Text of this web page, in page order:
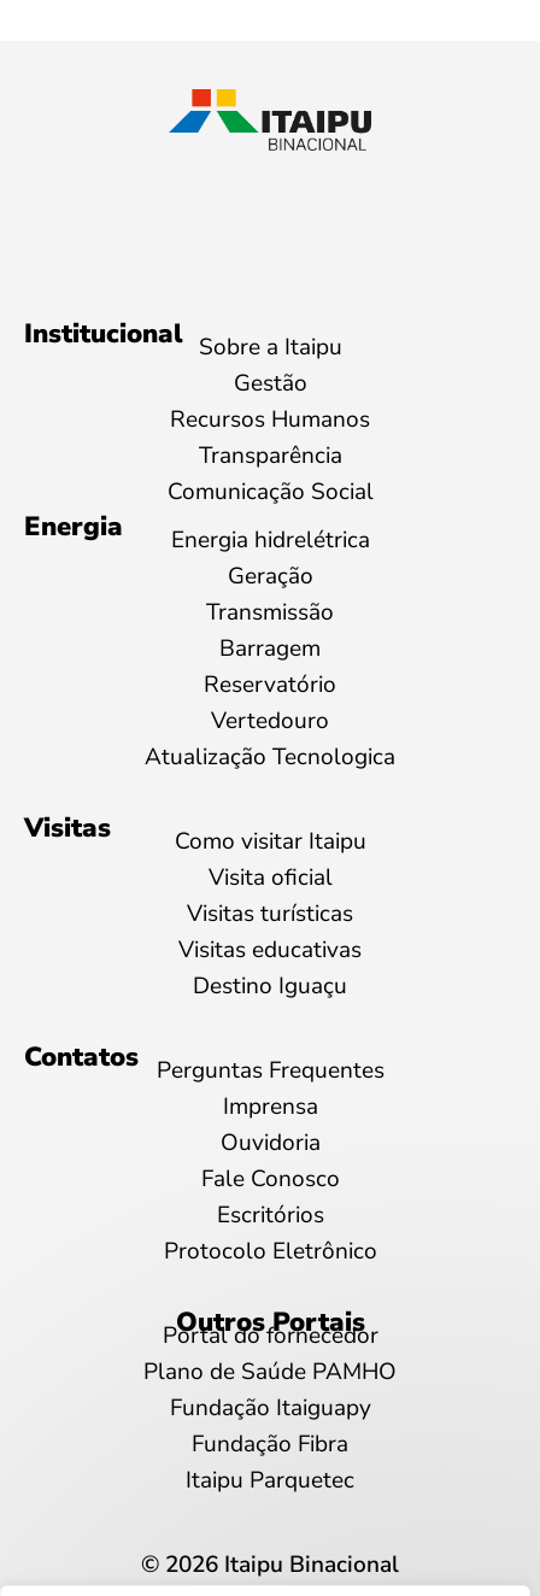
Institucional Sobre a Itaipu
Gestão
Recursos Humanos
Transparência
Comunicação Social
Energia
Energia hidrelétrica
Geração
Transmissão
Barragem
Reservatório
Vertedouro
Atualização Tecnologica
Visitas
Como visitar Itaipu
Visita oficial
Visitas turísticas
Visitas educativas
Destino Iguaçu
Contatos
Perguntas Frequentes
Imprensa
Ouvidoria
Fale Conosco
Escritórios
Protocolo Eletrônico
Outros Portais
Portal do fornecedor
Plano de Saúde PAMHO
Fundação Itaiguapy
Fundação Fibra
Itaipu Parquetec
© 2026 Itaipu Binacional